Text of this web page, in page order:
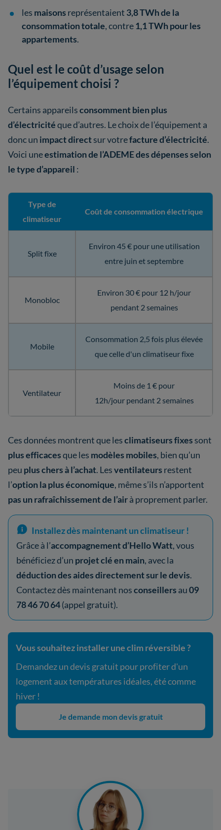
les maisons représentaient 3,8 TWh de la
consommation totale, contre1,1 TWh pour les
appartements.
Quel est le coût d’usage selon
l’équipement choisi ?
Certains appareilsconsomment bien plus
d’électricitéque d’autres. Le choix de l’équipement a
donc un impact directsur votrefacture d’électricité.
Voici uneestimation de l’ADEME des dépenses selon
le type d’appareil :
Type de
climatiseur
Coût de consommation électrique
Split fixe
Environ 45 € pour une utilisation
entre juin et septembre
Monobloc
Environ 30 € pour 12 h/jour
pendant 2 semaines
Mobile
Consommation 2,5 fois plus élevée
que celle d'un climatiseur fixe
Ventilateur
Moins de 1 € pour
12h/jour pendant 2 semaines
Ces données montrent que lesclimatiseurs fixes sont
plus efficacesque les modèles mobiles, bien qu’un
peu plus chers à l’achat. Lesventilateurs restent
l’option la plus économique, même s’ils n’apportent
pas un rafraîchissement de l’airà proprement parler.
Installez dès maintenant un climatiseur !
Grâce à l’accompagnement d’Hello Watt, vous
bénéficiez d’un projet clé en main, avec la
déduction des aides directement sur le devis.
Contactez dès maintenant nosconseillers au09
78 46 70 64(appel gratuit).
Vous souhaitez installer une clim réversible ?
Demandez un devis gratuit pour profiter d'un
logement aux températures idéales, été comme
hiver !
Je demande mon devis gratuit